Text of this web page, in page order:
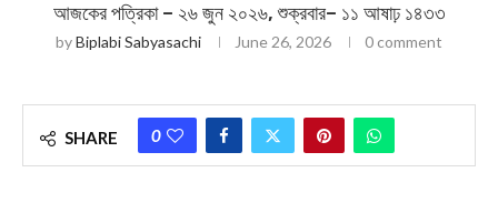
আজকের পত্রিকা – ২৬ জুন ২০২৬, শুক্রবার– ১১ আষাঢ় ১৪৩৩
byBiplabi Sabyasachi June 26, 2026 0 comment
SHARE 0